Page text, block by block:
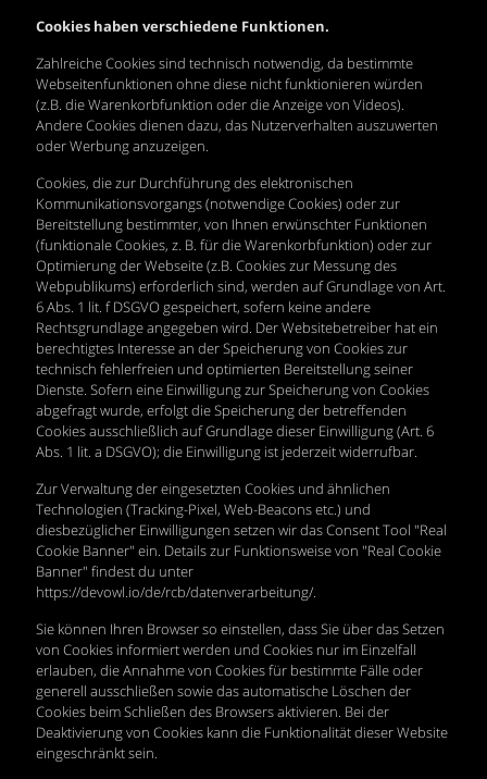
Cookies haben verschiedene Funktionen.
Zahlreiche Cookies sind technisch notwendig, da bestimmte
Webseitenfunktionen ohne diese nicht funktionieren würden
(z.B. die Warenkorbfunktion oder die Anzeige von Videos).
Andere Cookies dienen dazu, das Nutzerverhalten auszuwerten
oder Werbung anzuzeigen.
Cookies, die zur Durchführung des elektronischen
Kommunikationsvorgangs (notwendige Cookies) oder zur
Bereitstellung bestimmter, von Ihnen erwünschter Funktionen
(funktionale Cookies, z. B. für die Warenkorbfunktion) oder zur
Optimierung der Webseite (z.B. Cookies zur Messung des
Webpublikums) erforderlich sind, werden auf Grundlage von Art.
6 Abs. 1 lit. f DSGVO gespeichert, sofern keine andere
Rechtsgrundlage angegeben wird. Der Websitebetreiber hat ein
berechtigtes Interesse an der Speicherung von Cookies zur
technisch fehlerfreien und optimierten Bereitstellung seiner
Dienste. Sofern eine Einwilligung zur Speicherung von Cookies
abgefragt wurde, erfolgt die Speicherung der betreffenden
Cookies ausschließlich auf Grundlage dieser Einwilligung (Art. 6
Abs. 1 lit. a DSGVO); die Einwilligung ist jederzeit widerrufbar.
Zur Verwaltung der eingesetzten Cookies und ähnlichen
Technologien (Tracking-Pixel, Web-Beacons etc.) und
diesbezüglicher Einwilligungen setzen wir das Consent Tool "Real
Cookie Banner" ein. Details zur Funktionsweise von "Real Cookie
Banner" findest du unter
https://devowl.io/de/rcb/datenverarbeitung/.
Sie können Ihren Browser so einstellen, dass Sie über das Setzen
von Cookies informiert werden und Cookies nur im Einzelfall
erlauben, die Annahme von Cookies für bestimmte Fälle oder
generell ausschließen sowie das automatische Löschen der
Cookies beim Schließen des Browsers aktivieren. Bei der
Deaktivierung von Cookies kann die Funktionalität dieser Website
eingeschränkt sein.